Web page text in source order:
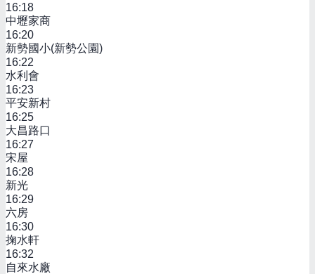
16:18
中壢家商
16:20
新勢國小(新勢公園)
16:22
水利會
16:23
平安新村
16:25
大昌路口
16:27
宋屋
16:28
新光
16:29
六房
16:30
掬水軒
16:32
自來水廠